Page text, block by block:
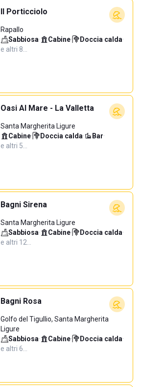
Il Porticciolo
Rapallo
Sabbiosa· Cabine· Doccia calda·
e altri 8…
Oasi Al Mare - La Valletta
Santa Margherita Ligure
Cabine· Doccia calda· Bar·
e altri 5…
Bagni Sirena
Santa Margherita Ligure
Sabbiosa· Cabine· Doccia calda·
e altri 12…
Bagni Rosa
Golfo del Tigullio, Santa Margherita
Ligure
Sabbiosa· Cabine· Doccia calda·
e altri 6…